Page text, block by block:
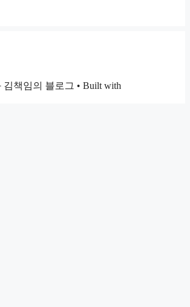
김책임의 블로그 • Built with